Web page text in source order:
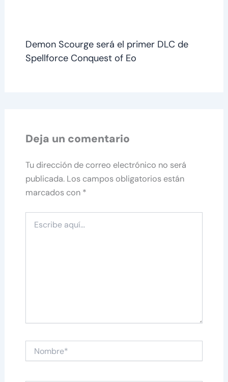
Demon Scourge será el primer DLC de
Spellforce Conquest of Eo
Deja un comentario
Tu dirección de correo electrónico no será
publicada. Los campos obligatorios están
marcados con *
aquí...